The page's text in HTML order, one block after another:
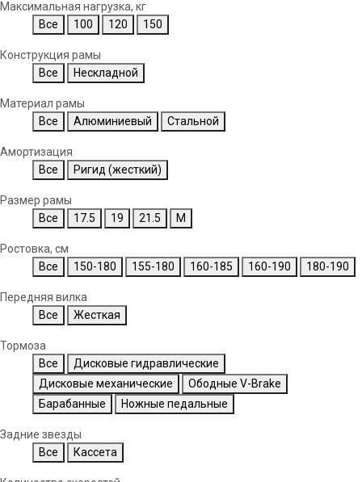
Максимальная нагрузка, кг
Все
100 120 150
Конструкция рамы
Все
Нескладной
Материал рамы
Все
Алюминиевый Стальной
Амортизация
Все
Ригид (жесткий)
Размер рамы
Все
17.5 19 21.5 M
Ростовка, см
Все
150-180 155-180 160-185 160-190 180-190
Передняя вилка
Все
Жесткая
Тормоза
Все
Дисковые гидравлические
Дисковые механические
Ободные V-Brake
Барабанные
Ножные педальные
Задние звезды
Все
Кассета